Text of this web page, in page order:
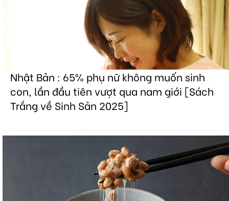
Nhật Bản : 65% phụ nữ không muốn sinh
con, lần đầu tiên vượt qua nam giới [Sách
Trắng về Sinh Sản 2025]